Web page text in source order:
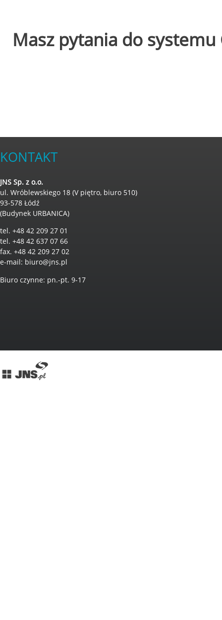
Masz pytania do systemu
KONTAKT
JNS Sp. z o.o.
ul. Wróblewskiego 18 (V piętro, biuro 510)
93-578 Łódź
(Budynek URBANICA)
tel. +48 42 209 27 01
tel. +48 42 637 07 66
fax. +48 42 209 27 02
e-mail: biuro@jns.pl
Biuro czynne: pn.-pt. 9-17